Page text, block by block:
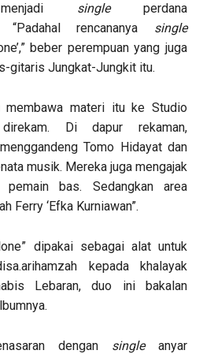
single perdana
“Padahal rencananya single
beber perempuan yang juga
gitaris Jungkat-Jungkit itu.
materi itu ke Studio
Di dapur rekaman,
Tomo Hidayat dan
musik. Mereka juga mengajak
bas. Sedangkan area
Ferry ‘Efka Kurniawan”.
dipakai sebagai alat untuk
kepada khalayak
Lebaran, duo ini bakalan
dengan singleanyar